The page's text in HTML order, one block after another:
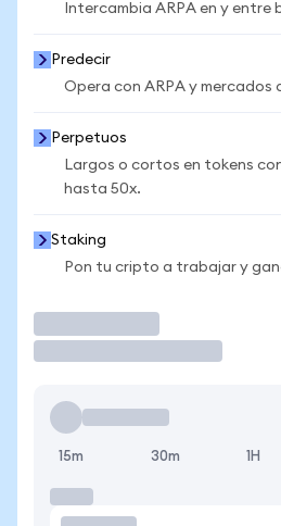
Intercambia ARPA en y entre
Predecir
Opera con ARPA y
Perpetuos
Largos o cortos en tokens
hasta 50x.
Staking
Pon tu cripto a trabajar y
15m 30m 1H